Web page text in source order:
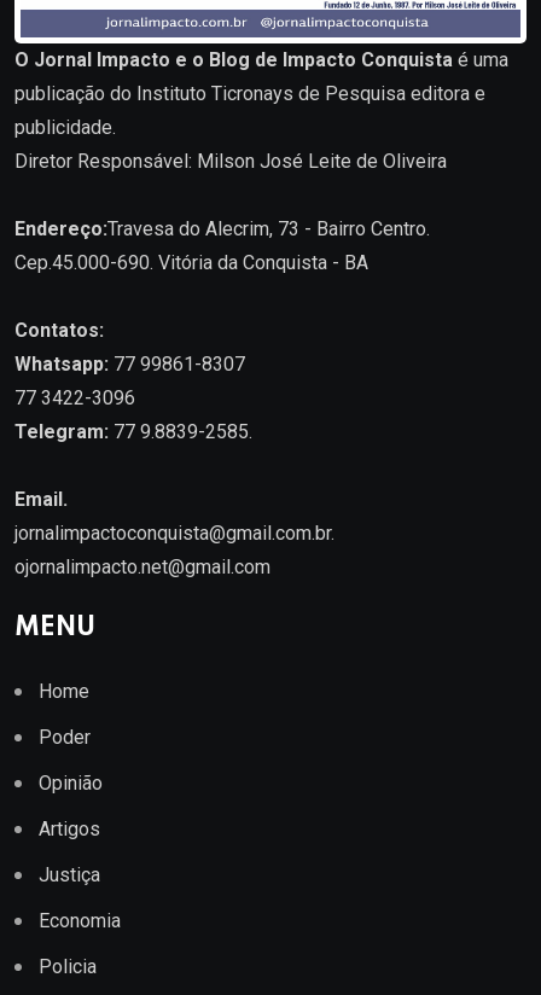
O Jornal Impacto e o Blog de Impacto Conquista é uma
publicação do Instituto Ticronays de Pesquisa editora e
publicidade.
Diretor Responsável: Milson José Leite de Oliveira
Endereço:Travesa do Alecrim, 73 - Bairro Centro.
Cep.45.000-690. Vitória da Conquista - BA
Contatos:
Whatsapp: 77 99861-8307
77 3422-3096
Telegram: 77 9.8839-2585.
Email.
jornalimpactoconquista@gmail.com.br.
ojornalimpacto.net@gmail.com
MENU
Home
Poder
Opinião
Artigos
Justiça
Economia
Policia